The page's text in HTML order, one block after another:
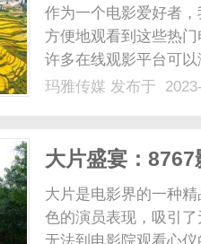
作为一个电影爱好者
方便地观看到这些热
许多在线观影平台可
5664电影网。5664电
玛雅传媒 发布于
大片盛宴：
大片是电影界的一种
色的演员表现，吸引